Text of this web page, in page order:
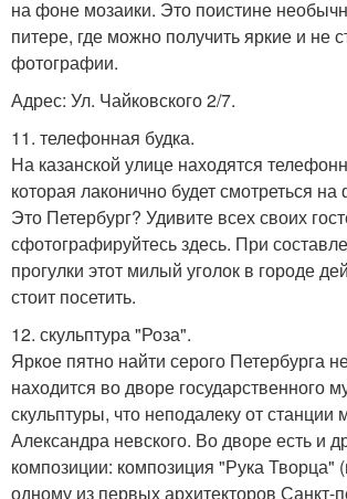
на фоне мозаики. Это поистине
питере, где можно получить яркие и не
фотографии.
Адрес: Ул. Чайковского 2/7.
11. телефонная будка.
На казанской улице находятся
которая лаконично будет смотреться
Это Петербург? Удивите всех своих
сфотографируйтесь здесь. При
прогулки этот милый уголок в городе
стоит посетить.
12. скульптура "Роза".
Яркое пятно найти серого Петербурга
находится во дворе государственного
скульптуры, что неподалеку от
Александра невского. Во дворе есть и
композиции: композиция "Рука Творца"
одному из первых архитекторов Санкт-